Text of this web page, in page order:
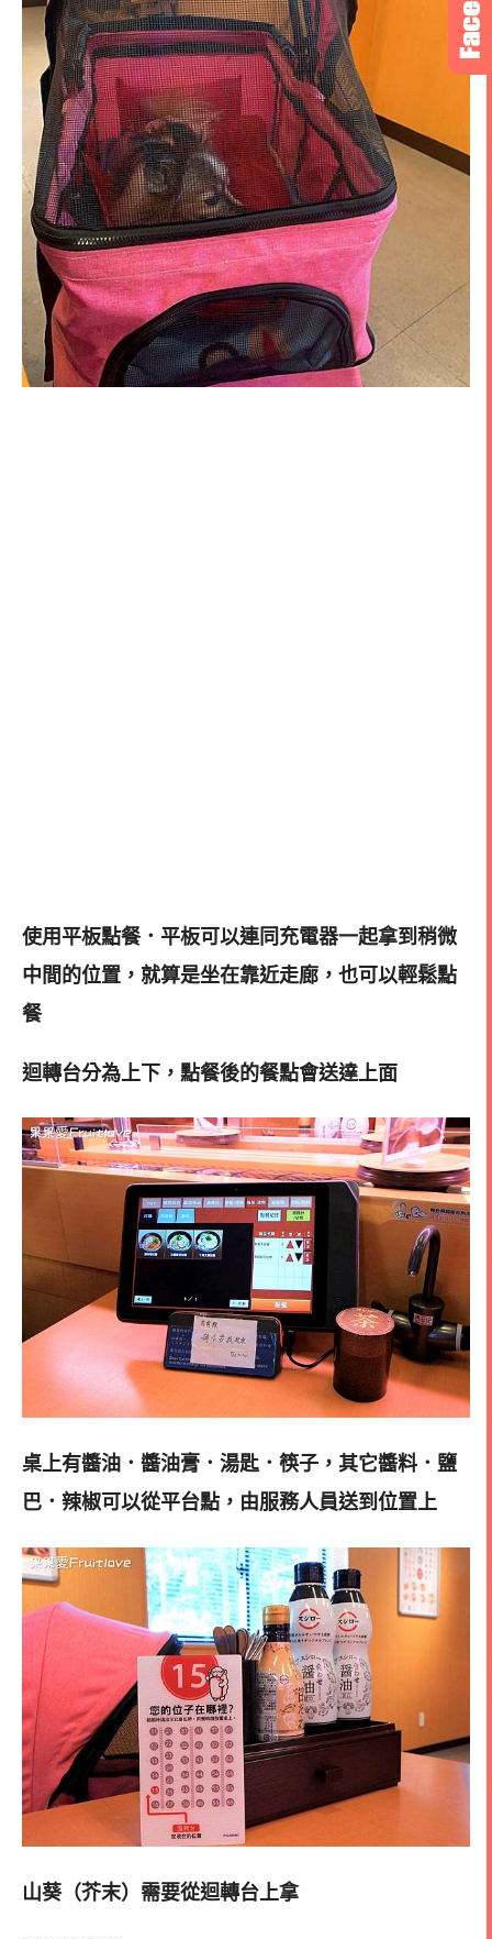
使用平板點餐．平板可以連同充電器一起拿到稍微
中間的位置，就算是坐在靠近走廊，也可以輕鬆點
餐
迴轉台分為上下，點餐後的餐點會送達上面
桌上有醬油．醬油膏．湯匙．筷子，其它醬料．鹽
巴．辣椒可以從平台點，由服務人員送到位置上
山葵（芥末）需要從迴轉台上拿